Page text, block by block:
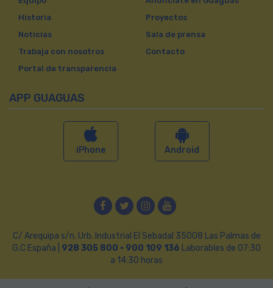
Historia
Noticias
Trabaja con nosotros
Portal de transparencia
Proyectos
Sala de prensa
Contacto
APP GUAGUAS
iPhone Android
FacebookTwitterInstagram
YouTube
C/ Arequipa s/n. Urb. Industrial El Sebadal 35008 Las Palmas de
G.C España | 928 305 800 · 900 109 136 Laborables de 07:30
a 14:30 horas